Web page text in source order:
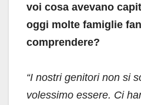
voi cosa avevano
oggi molte famiglie
comprendere?
“I nostri genitori non si
volessimo essere. Ci